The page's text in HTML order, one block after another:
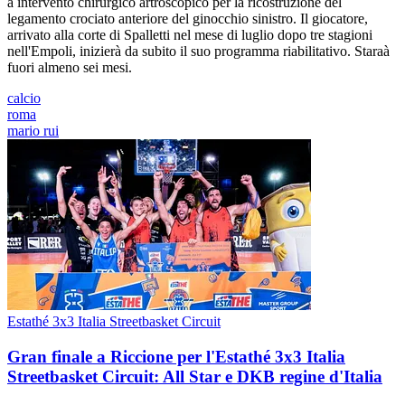
legamento crociato anteriore del ginocchio sinistro. Il giocatore,
arrivato alla corte di Spalletti nel mese di luglio dopo tre stagioni
nell'Empoli, inizierà da subito il suo programma riabilitativo. Staraà
fuori almeno sei mesi.
calcio
roma
mario rui
Estathé 3x3 Italia Streetbasket Circuit
Gran finale a Riccione per l'Estathé 3x3 Italia
Streetbasket Circuit: All Star e DKB regine d'Italia